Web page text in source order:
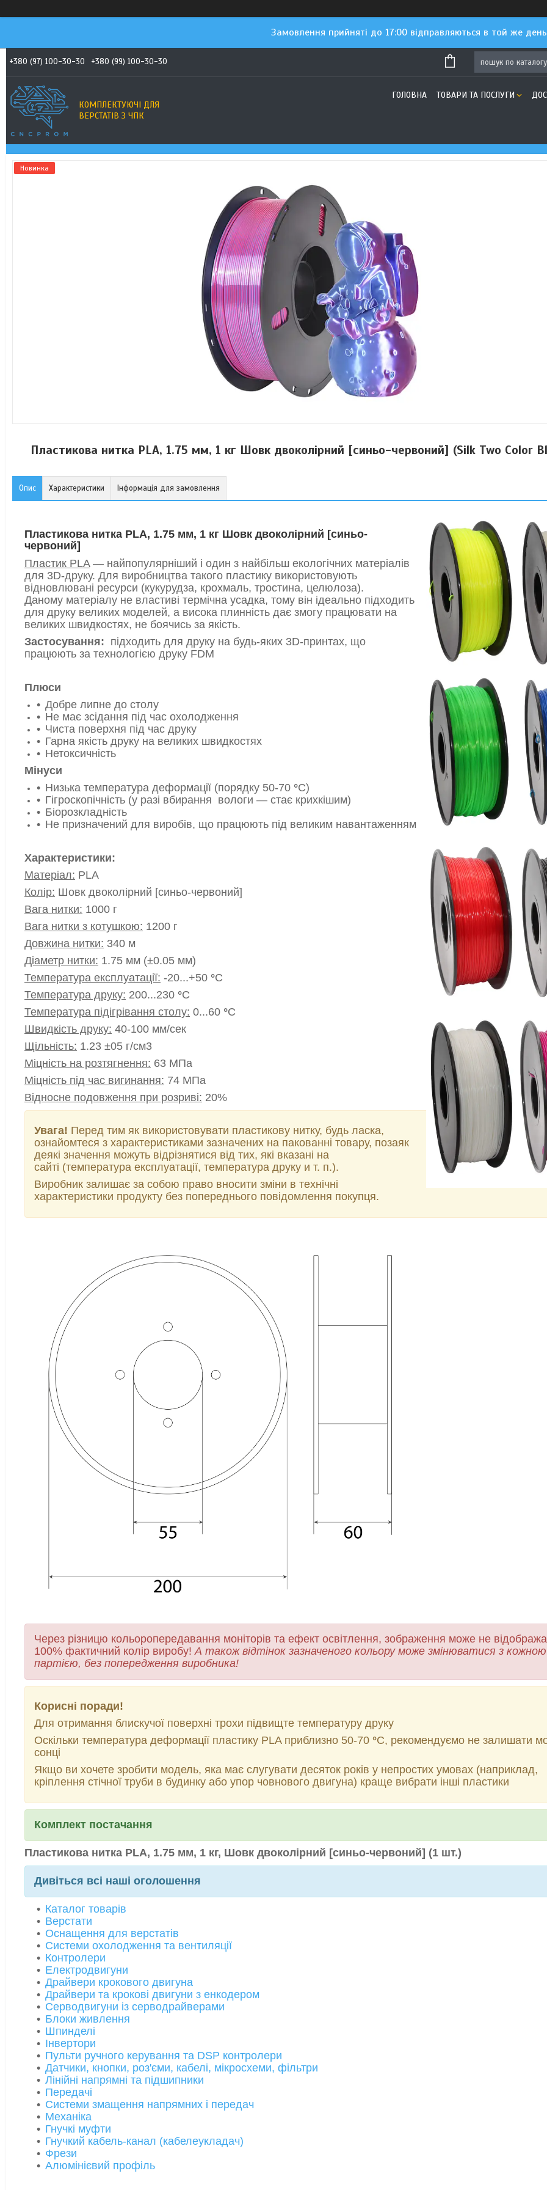
Замовлення прийняті до 17:00 відправляються в той же
+380 (97) 100-30-30 +380 (99) 100-30-30
КОМПЛЕКТУЮЧІ ДЛЯ
ВЕРСТАТІВ З ЧПК
ГОЛОВНА ТОВАРИ ТА ПОСЛУГИ
Новинка
Пластикова нитка PLA, 1.75 мм, 1 кг Шовк двоколірний [синьо-червоний] (Silk Two Color
Опис Характеристики Інформація для замовлення
Пластикова нитка PLA, 1.75 мм, 1 кг Шовк двоколірний [синьо-
червоний]
Пластик PLA— найпопулярніший і один з найбільш екологічних матеріалів
для 3D-друку. Для виробництва такого пластику використовують
відновлювані ресурси (кукурудза, крохмаль, тростина, целюлоза).
Даному матеріалу не властиві термічна усадка, тому він ідеально підходить
для друку великих моделей, а висока плинність дає змогу працювати на
великих швидкостях, не боячись за якість.
Застосування: підходить для друку на будь-яких 3D-принтах, що
працюють за технологією друку FDM
Плюси
Добре липне до столу
Не має зсідання під час охолодження
Чиста поверхня під час друку
Гарна якість друку на великих швидкостях
Нетоксичність
Мінуси
Низька температура деформації (порядку 50-70 °C)
Гігроскопічність (у разі вбирання вологи — стає крихкішим)
Біорозкладність
Не призначений для виробів, що працюють під великим навантаженням
Характеристики:
Матеріал: PLA
Колір: Шовк двоколірний [синьо-червоний]
Вага нитки: 1000 г
Вага нитки з котушкою: 1200 г
Довжина нитки: 340 м
Діаметр нитки: 1.75 мм (±0.05 мм)
Температура експлуатації: -20...+50 °C
Температура друку: 200...230 °С
Температура підігрівання столу: 0...60 °С
Швидкість друку: 40-100 мм/сек
Щільність: 1.23 ±05 г/см3
Міцність на розтягнення: 63 МПа
Міцність під час вигинання: 74 МПа
Відносне подовження при розриві: 20%
Увага! Перед тим як використовувати пластикову нитку, будь ласка,
ознайомтеся з характеристиками зазначених на пакованні товару, позаяк
деякі значення можуть відрізнятися від тих, які вказані на
сайті (температура експлуатації, температура друку и т. п.).
Виробник залишає за собою право вносити зміни в технічні
характеристики продукту без попереднього повідомлення покупця.
Через різницю кольоропередавання моніторів та ефект освітлення, зображення може не
100% фактичний колір виробу!А також відтінок зазначеного кольору може змінюватися з
партією, без попередження виробника!
Корисні поради!
Для отримання блискучої поверхні трохи підвищте температуру друку
Оскільки температура деформації пластику PLA приблизно 50-70 °C, рекомендуємо не залишати
сонці
Якщо ви хочете зробити модель, яка має слугувати десяток років у непростих умовах (наприклад,
кріплення стічної труби в будинку або упор човнового двигуна) краще вибрати інші пластики
Комплект постачання
Пластикова нитка PLA, 1.75 мм, 1 кг, Шовк двоколірний [синьо-червоний] (1 шт.)
Дивіться всі наші оголошення
Каталог товарів
Верстати
Оснащення для верстатів
Системи охолодження та вентиляції
Контролери
Електродвигуни
Драйвери крокового двигуна
Драйвери та крокові двигуни з енкодером
Серводвигуни із серводрайверами
Блоки живлення
Шпинделі
Інвертори
Пульти ручного керування та DSP контролери
Датчики, кнопки, роз'єми, кабелі, мікросхеми, фільтри
Лінійні напрямні та підшипники
Передачі
Системи змащення напрямних і передач
Механіка
Гнучкі муфти
Гнучкий кабель-канал (кабелеукладач)
Фрези
Алюмінієвий профіль